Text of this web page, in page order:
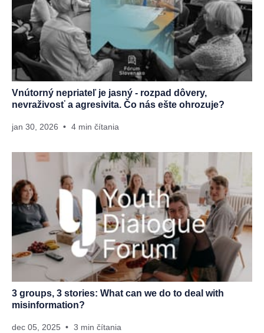
Vnútorný nepriateľ je jasný - rozpad dôvery,
nevraživosť a agresivita. Čo nás ešte ohrozuje?
jan 30, 2026 4 min čítania
3 groups, 3 stories: What can we do to deal with
misinformation?
dec 05, 2025 3 min čítania